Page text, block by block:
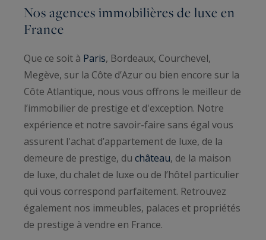
Nos agences immobilières de luxe en
France
Que ce soit à Paris, Bordeaux, Courchevel,
Megève, sur la Côte d’Azur ou bien encore sur la
Côte Atlantique, nous vous offrons le meilleur de
l’immobilier de prestige et d'exception. Notre
expérience et notre savoir-faire sans égal vous
assurent l'achat d’appartement de luxe, de la
demeure de prestige, du château, de la maison
de luxe, du chalet de luxe ou de l’hôtel particulier
qui vous correspond parfaitement. Retrouvez
également nos immeubles, palaces et propriétés
de prestige à vendre en France.